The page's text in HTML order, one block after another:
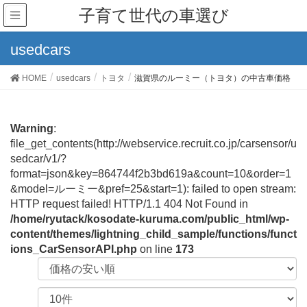
子育て世代の車選び
usedcars
HOME usedcars トヨタ 滋賀県のルーミー（トヨタ）の中古車価格
Warning:
file_get_contents(http://webservice.recruit.co.jp/carsensor/u
sedcar/v1/?
format=json&key=864744f2b3bd619a&count=10&order=1
&model=ルーミー&pref=25&start=1): failed to open stream:
HTTP request failed! HTTP/1.1 404 Not Found in
/home/ryutack/kosodate-kuruma.com/public_html/wp-
content/themes/lightning_child_sample/functions/funct
ions_CarSensorAPI.php on line 173